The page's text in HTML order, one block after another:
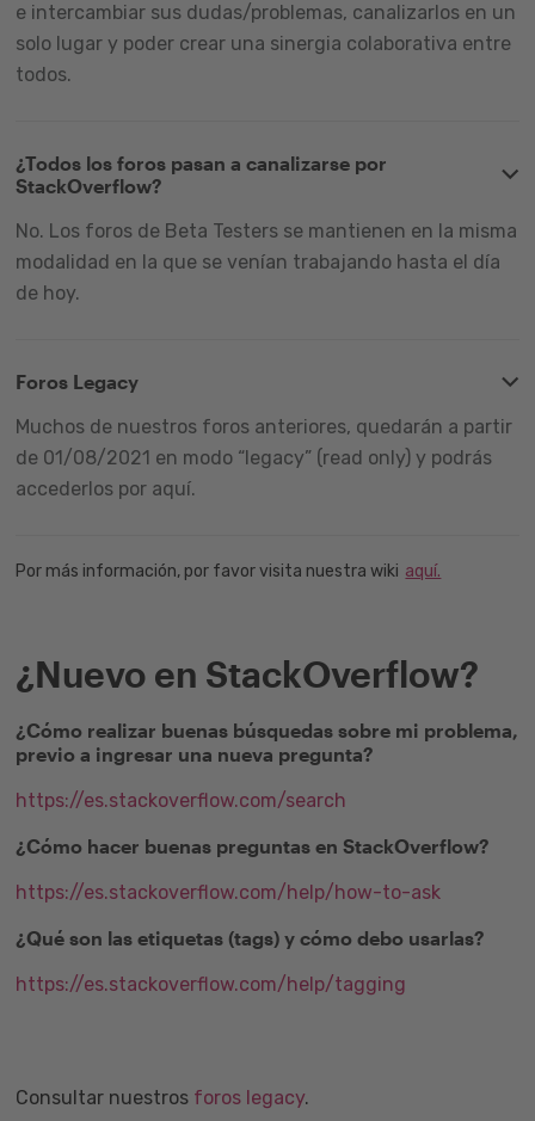
e intercambiar sus dudas/problemas, canalizarlos en un
solo lugar y poder crear una sinergia colaborativa entre
todos.
¿Todos los foros pasan a canalizarse por
StackOverflow?
No. Los foros de Beta Testers se mantienen en la misma
modalidad en la que se venían trabajando hasta el día
de hoy.
Foros Legacy
Muchos de nuestros foros anteriores, quedarán a partir
de 01/08/2021 en modo “legacy” (read only) y podrás
accederlos por aquí.
Por más información, por favor visita nuestra wiki aquí.
¿Nuevo en StackOverflow?
¿Cómo realizar buenas búsquedas sobre mi problema,
previo a ingresar una nueva pregunta?
https://es.stackoverflow.com/search
¿Cómo hacer buenas preguntas en StackOverflow?
https://es.stackoverflow.com/help/how-to-ask
¿Qué son las etiquetas (tags) y cómo debo usarlas?
https://es.stackoverflow.com/help/tagging
Consultar nuestros foros legacy.